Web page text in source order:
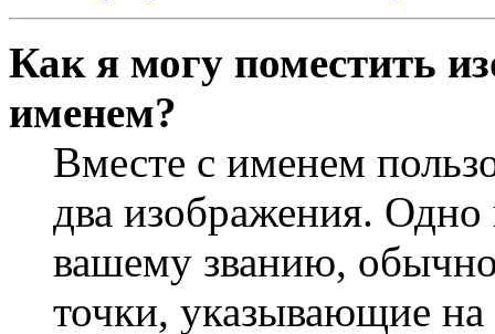
Как я могу поместить
именем?
Вместе с именем
два изображения.
вашему званию, обычно
точки, указывающие